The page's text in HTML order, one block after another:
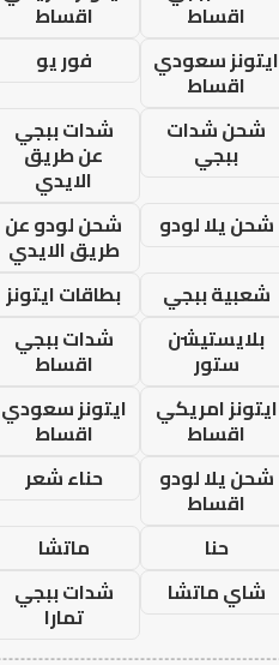
اقساط
اقساط
ايتونز سعودي
اقساط
فور يو
شحن شدات
ببجي
شدات ببجي
عن طريق
الايدي
شحن يلا لودو
شحن لودو عن
طريق الايدي
شعبية ببجي
بطاقات ايتونز
بلايستيشن
ستور
شدات ببجي
اقساط
ايتونز امريكي
اقساط
ايتونز سعودي
اقساط
شحن يلا لودو
اقساط
حناء شعر
حنا
ماتشا
شاي ماتشا
شدات ببجي
تمارا